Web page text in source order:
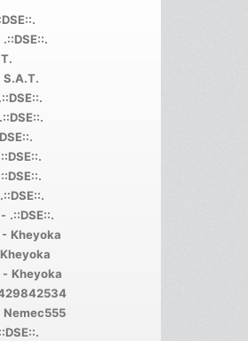
.::DSE::.
S.A.T.
.::DSE::.
.::DSE::.
.::DSE::.
- .::DSE::.
- Kheyoka
Kheyoka
- Kheyoka
Nemec555